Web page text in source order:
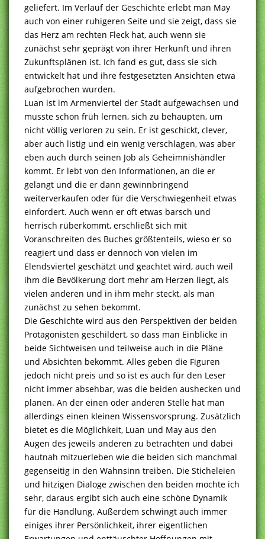
geliefert. Im Verlauf der Geschichte erlebt man May
auch von einer ruhigeren Seite und sie zeigt, dass sie
das Herz am rechten Fleck hat, auch wenn sie
zunächst sehr geprägt von ihrer Herkunft und ihren
Zukunftsplänen ist. Ich fand es gut, dass sie sich
entwickelt hat und ihre festgesetzten Ansichten etwa
aufgebrochen wurden.
Luan ist im Armenviertel der Stadt aufgewachsen und
musste schon früh lernen, sich zu behaupten, um
nicht völlig verloren zu sein. Er ist geschickt, clever,
aber auch listig und ein wenig verschlagen, was aber
eben auch durch seinen Job als Geheimnishändler
kommt. Er lebt von den Informationen, an die er
gelangt und die er dann gewinnbringend
weiterverkaufen oder für die Verschwiegenheit etwas
einfordert. Auch wenn er oft etwas barsch und
herrisch rüberkommt, erschließt sich mit
Voranschreiten des Buches größtenteils, wieso er so
reagiert und dass er dennoch von vielen im
Elendsviertel geschätzt und geachtet wird, auch weil
ihm die Bevölkerung dort mehr am Herzen liegt, als
vielen anderen und in ihm mehr steckt, als man
zunächst zu sehen bekommt.
Die Geschichte wird aus den Perspektiven der beiden
Protagonisten geschildert, so dass man Einblicke in
beide Sichtweisen und teilweise auch in die Pläne
und Absichten bekommt. Alles geben die Figuren
jedoch nicht preis und so ist es auch für den Leser
nicht immer absehbar, was die beiden aushecken und
planen. An der einen oder anderen Stelle hat man
allerdings einen kleinen Wissensvorsprung. Zusätzlich
bietet es die Möglichkeit, Luan und May aus den
Augen des jeweils anderen zu betrachten und dabei
hautnah mitzuerleben wie die beiden sich manchmal
gegenseitig in den Wahnsinn treiben. Die Sticheleien
und hitzigen Dialoge zwischen den beiden mochte ich
sehr, daraus ergibt sich auch eine schöne Dynamik
für die Handlung. Außerdem schwingt auch immer
einiges ihrer Persönlichkeit, ihrer eigentlichen